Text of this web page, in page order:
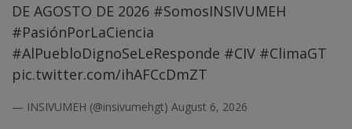
DE AGOSTO DE 2026 #SomosINSIVUMEH
#PasiónPorLaCiencia
#AlPuebloDignoSeLeResponde #CIV #ClimaGT
pic.twitter.com/ihAFCcDmZT
— INSIVUMEH (@insivumehgt) August 6, 2026